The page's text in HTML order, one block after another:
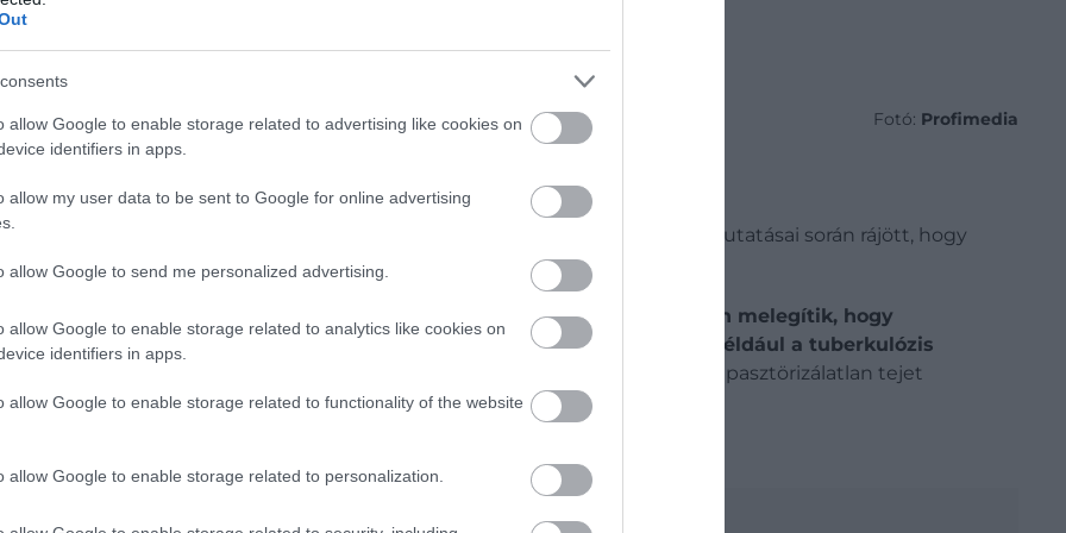
allow Google to enable storage related to advertising like cookies on
identifiers in apps.
allow my user data to be sent to Google for online advertising
allow Google to send me personalized advertising.
allow Google to enable storage related to analytics like cookies on
identifiers in apps.
allow Google to enable storage related to functionality of the website
allow Google to enable storage related to personalization.
Fotó: Profimedia
alkoholt előállító cégtől, hogy derítse ki, miért savanyodik meg az italuk. Kutatásai során rájött, hogy
is felfedezte, hogy ezek megfelelő hőmérsékleten elpusztíthatók.
során
az élelmiszereket meghatározott ideig egy bizonyos hőfokon melegítik, hogy
később a tej esetében is alkalmazni kezdték, ami jelentősencsökkentette például a tuberkulózis
olyannyira, hogy számos országban egyenesen tilos pasztörizálatlan tejet